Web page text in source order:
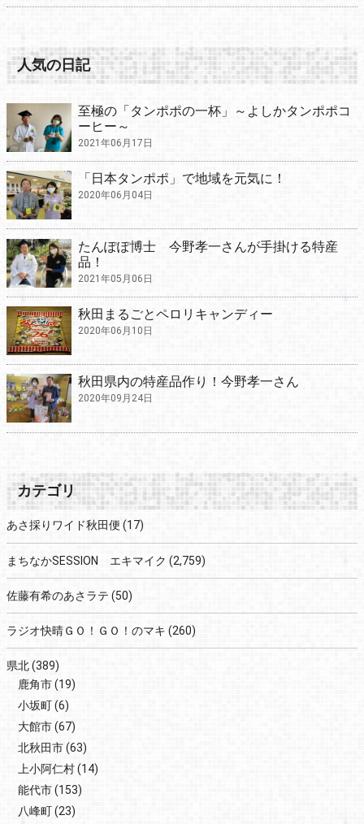
人気の日記
至極の「タンポポの一杯」～よしかタンポポコ
ーヒー～
2021年06月17日
「日本タンポポ」で地域を元気に！
2020年06月04日
たんぽぽ博士 今野孝一さんが手掛ける特産
品！
2021年05月06日
秋田まるごとペロリキャンディー
2020年06月10日
秋田県内の特産品作り！今野孝一さん
2020年09月24日
カテゴリ
あさ採りワイド秋田便 (17)
まちなかSESSION エキマイク (2,759)
佐藤有希のあさラテ (50)
ラジオ快晴ＧＯ！ＧＯ！のマキ (260)
県北(389)
鹿角市(19)
小坂町(6)
大館市(67)
北秋田市(63)
上小阿仁村(14)
能代市(153)
八峰町(23)